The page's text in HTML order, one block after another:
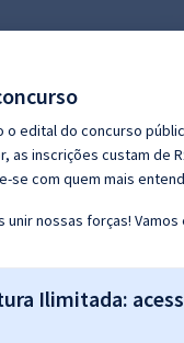
o edital do concurso
as inscrições custam de
se com quem mais
unir nossas forças!
Ilimitada: